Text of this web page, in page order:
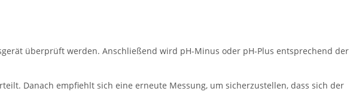
überprüft werden. Anschließend wird pH-Minus oder pH-Plus entsprechend der
Danach empfiehlt sich eine erneute Messung, um sicherzustellen, dass sich der